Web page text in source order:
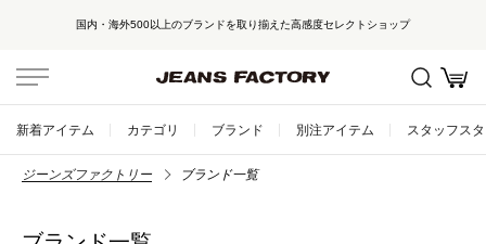
国内・海外500以上のブランドを取り揃えた高感度セレクトショップ
新着アイテム カテゴリ ブランド 別注アイテム スタッフス
ジーンズファクトリー ブランド一覧